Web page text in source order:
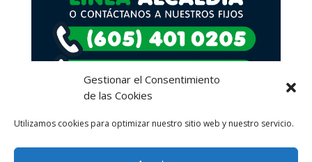
Gestionar el Consentimiento
de las Cookies
Utilizamos cookies para optimizar nuestro sitio web y nuestro servicio.